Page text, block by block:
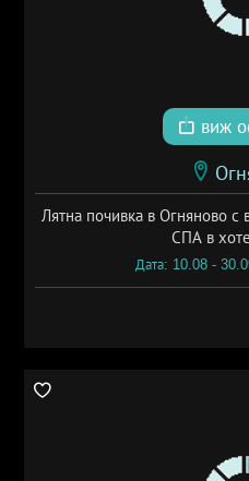
виж
Лятна почивка в Огняново
СПА в
Дата: 10.08 -